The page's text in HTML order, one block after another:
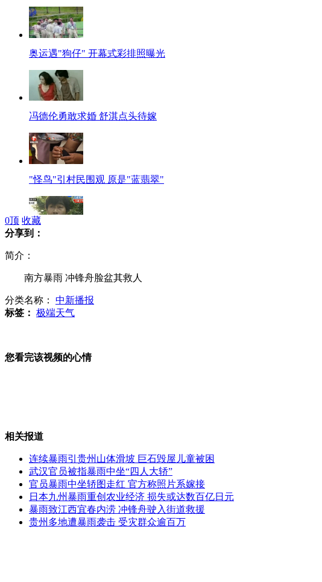
奥运遇"狗仔" 开幕式彩排照曝光
冯德伦勇敢求婚 舒淇点头待嫁
"怪鸟"引村民围观 原是"蓝翡翠"
监控记录:女子连同轮椅滚下扶梯
法卖房新招 十欧元彩票抽新房
92个中央部门已公开"三公"经费
0顶 收藏
分享到：
简介：
南方暴雨 冲锋舟脸盆其救人
分类名称： 中新播报
标签： 极端天气
您看完该视频的心情
相关报道
连续暴雨引贵州山体滑坡 巨石毁屋儿童被困
武汉官员被指暴雨中坐“四人大轿”
官员暴雨中坐轿图走红 官方称照片系嫁接
日本九州暴雨重创农业经济 损失或达数百亿日元
暴雨致江西宜春内涝 冲锋舟驶入街道救援
贵州多地遭暴雨袭击 受灾群众逾百万